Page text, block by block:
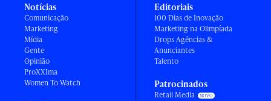
Notícias
Comunicação
Marketing
Mídia
Gente
Opinião
ProXXIma
Women To Watch
Editoriais
100 Dias de Inovação
Marketing na Olimpíada
Drops Agências &
Anunciantes
Talento
Patrocinados
Retail Media